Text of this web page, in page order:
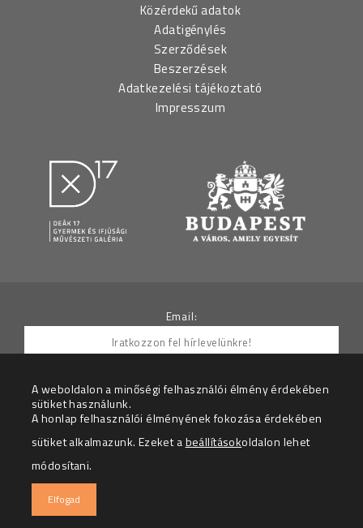
Közérdekű adatok
Adatigénylés
Szerződések
Beszerzések
Adatkezelési tájékoztató
Impresszum
Email:
Hozzájárulok ahhoz, hogy az Adatkezelő részemre
Az adatkezelési tájékoztatót megértettem.
© 2026 – Deák 17 Gyermek és Ifjúsági Galéria – Minden
A weboldalon a minőségi felhasználói élmény érdekében
sütiket használunk.
A honlap felhasználói élményének fokozása érdekében
sütiket alkalmazunk. Ezeket abeállításokoldalon lehet
módosítani.
Elfogad